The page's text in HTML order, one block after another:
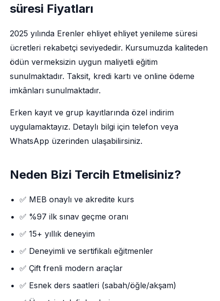
süresi Fiyatları
2025 yılında Erenler ehliyet ehliyet yenileme süresi
ücretleri rekabetçi seviyededir. Kursumuzda kaliteden
ödün vermeksizin uygun maliyetli eğitim
sunulmaktadır. Taksit, kredi kartı ve online ödeme
imkânları sunulmaktadır.
Erken kayıt ve grup kayıtlarında özel indirim
uygulamaktayız. Detaylı bilgi için telefon veya
WhatsApp üzerinden ulaşabilirsiniz.
Neden Bizi Tercih Etmelisiniz?
✅ MEB onaylı ve akredite kurs
✅ %97 ilk sınav geçme oranı
✅ 15+ yıllık deneyim
✅ Deneyimli ve sertifikalı eğitmenler
✅ Çift frenli modern araçlar
✅ Esnek ders saatleri (sabah/öğle/akşam)